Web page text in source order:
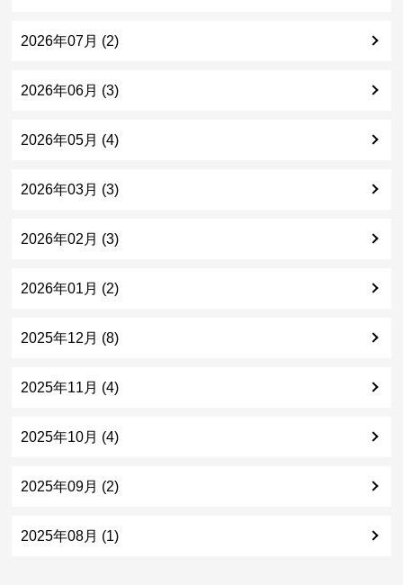
2026年07月 (2)
2026年06月 (3)
2026年05月 (4)
2026年03月 (3)
2026年02月 (3)
2026年01月 (2)
2025年12月 (8)
2025年11月 (4)
2025年10月 (4)
2025年09月 (2)
2025年08月 (1)